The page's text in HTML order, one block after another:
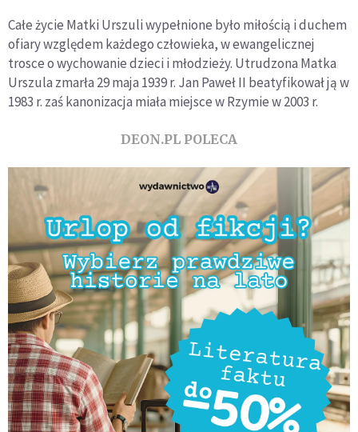
Całe życie Matki Urszuli wypełnione było miłością i duchem
ofiary względem każdego człowieka, w ewangelicznej
trosce o wychowanie dzieci i młodzieży. Utrudzona Matka
Urszula zmarła 29 maja 1939 r. Jan Paweł II beatyfikował ją w
1983 r. zaś kanonizacja miała miejsce w Rzymie w 2003 r.
DEON.PL POLECA